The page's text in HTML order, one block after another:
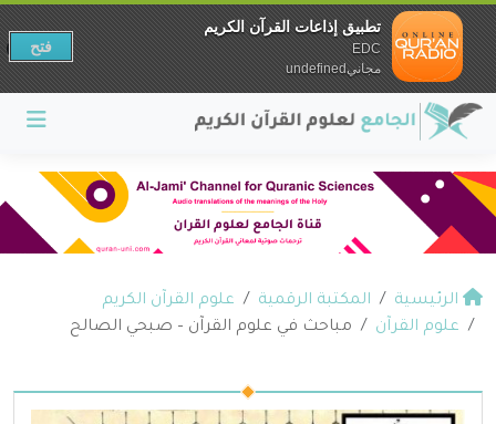
الرئيسية المكتبة الرقمية
علوم القرآن الكريم
علوم القرآن
مباحث في علوم القرآن – صبحي الصالح
تطبيق إذاعات القرآن الكريم
EDC
مجانيundefined
فتح